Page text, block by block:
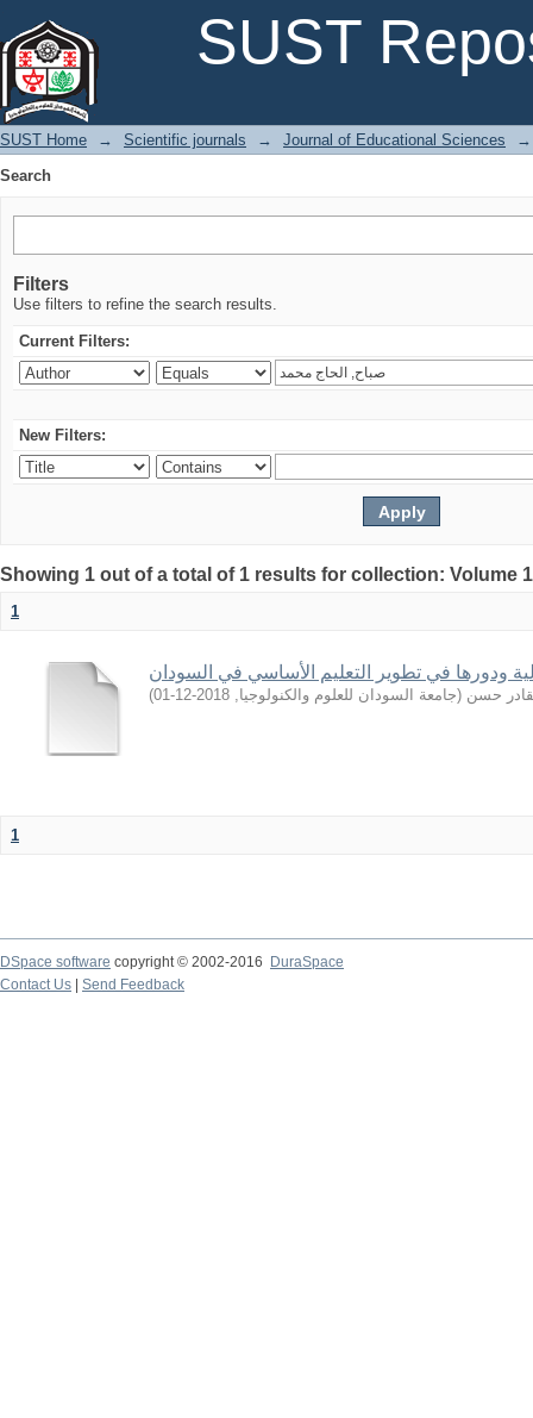
SUST
SUST Home → Scientific journals → Journal of Educational Sciences
→
Search
Filters
Use filters to refine the search results.
Current Filters:
New Filters:
Showing 1 out of a total of 1 results for collection: Volume
1
ودورها في تطوير التعليم الأساسي في السودان
حسن (جامعة السودان للعلوم والكنولوجيا,
2018-12-01
)
1
DSpace software copyright © 2002-2016
DuraSpace
Contact Us
Send Feedback